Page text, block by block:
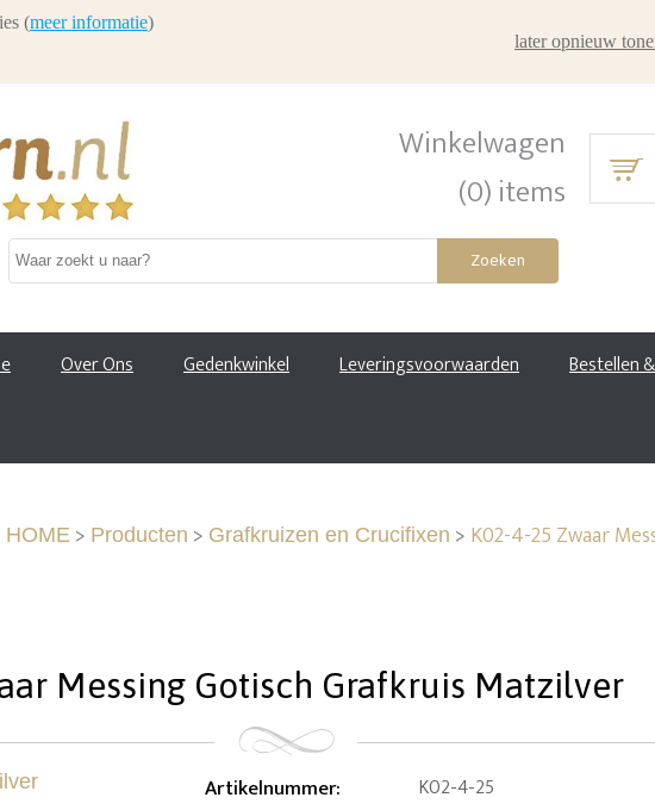
Winkelwagen
(0) items
Zoeken
Over Ons Gedenkwinkel Leveringsvoorwaarden Bestellen
HOME > Producten > Grafkruizen en Crucifixen > K02-4-25 Zwaar
Messing Gotisch Grafkruis Matzilver
Artikelnummer: K02-4-25
(meer informatie)
later opnieuw